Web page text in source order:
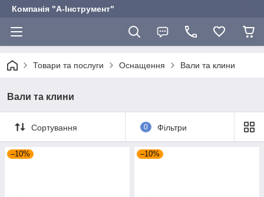
Компанія "А-Інструмент"
Товари та послуги Оснащення Вали та клини
Вали та клини
Сортування 0 Фільтри
–10% –10%